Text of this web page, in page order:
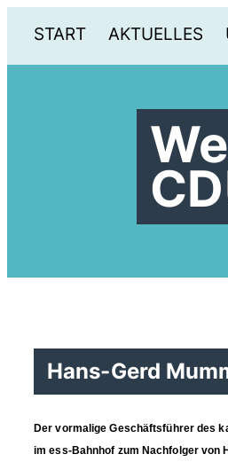
START AKTUELLES
Hans-Gerd
Der vormalige Geschäftsführer des
im ess-Bahnhof zum Nachfolger von